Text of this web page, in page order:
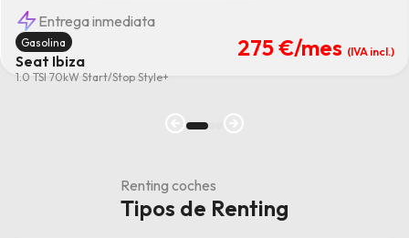
Entrega inmediata
Seat Ibiza
1.0 TSI 70kW Start/Stop Style+
275 €/mes (IVA incl.)
Gasolina
Renting coches
Tipos de Renting